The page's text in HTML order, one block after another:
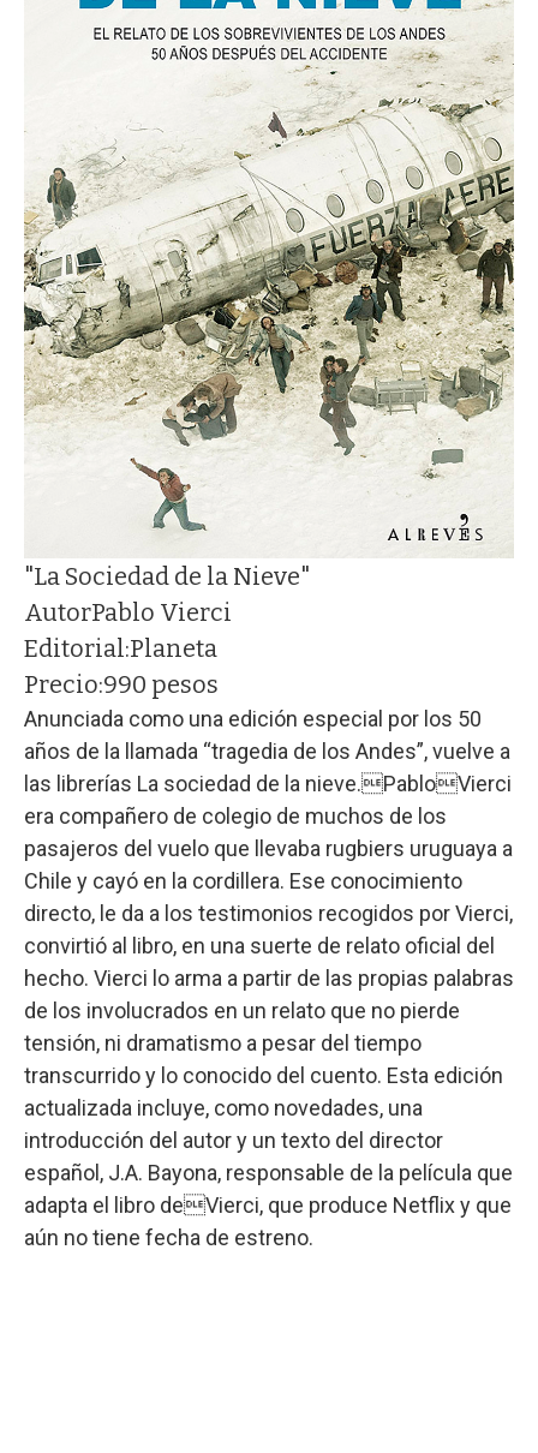
"La Sociedad de la Nieve"
AutorPablo Vierci
Editorial:Planeta
Precio:990 pesos
Anunciada como una edición especial por los 50
años de la llamada “tragedia de los Andes”, vuelve a
las librerías La sociedad de la nieve.PabloVierci
era compañero de colegio de muchos de los
pasajeros del vuelo que llevaba rugbiers uruguaya a
Chile y cayó en la cordillera. Ese conocimiento
directo, le da a los testimonios recogidos por Vierci,
convirtió al libro, en una suerte de relato oficial del
hecho. Vierci lo arma a partir de las propias palabras
de los involucrados en un relato que no pierde
tensión, ni dramatismo a pesar del tiempo
transcurrido y lo conocido del cuento. Esta edición
actualizada incluye, como novedades, una
introducción del autor y un texto del director
español, J.A. Bayona, responsable de la película que
adapta el libro deVierci, que produce Netflix y que
aún no tiene fecha de estreno.